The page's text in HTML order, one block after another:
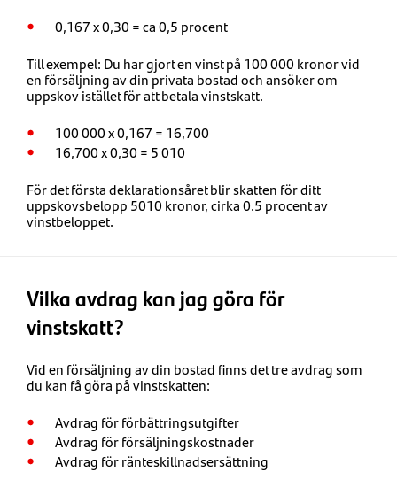
0,167 x 0,30 = ca 0,5 procent
Till exempel: Du har gjort en vinst på 100 000 kronor vid
en försäljning av din privata bostad och ansöker om
uppskov istället för att betala vinstskatt.
100 000 x 0,167 = 16,700
16,700 x 0,30 = 5 010
För det första deklarationsåret blir skatten för ditt
uppskovsbelopp 5010 kronor, cirka 0.5 procent av
vinstbeloppet.
Vilka avdrag kan jag göra för
vinstskatt?
Vid en försäljning av din bostad finns det tre avdrag som
du kan få göra på vinstskatten:
Avdrag för förbättringsutgifter
Avdrag för försäljningskostnader
Avdrag för ränteskillnadsersättning